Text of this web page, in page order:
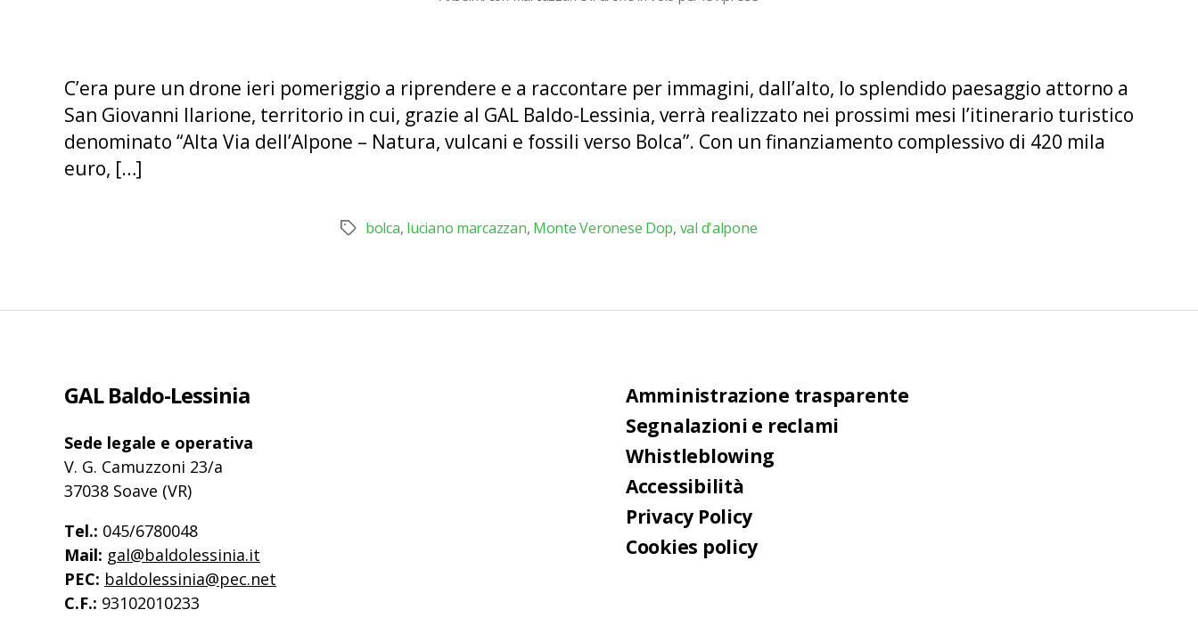
C’era pure un drone ieri pomeriggio a riprendere e a raccontare per immagini, dall’alto, lo splendido paesaggio attorno a
San Giovanni Ilarione, territorio in cui, grazie al GAL Baldo-Lessinia, verrà realizzato nei prossimi mesi l’itinerario turistico
denominato “Alta Via dell’Alpone – Natura, vulcani e fossili verso Bolca”. Con un finanziamento complessivo di 420 mila
euro, […]
Tag bolca, luciano marcazzan, Monte Veronese Dop, val d'alpone
GAL Baldo-Lessinia
Sede legale e operativa
V. G. Camuzzoni 23/a
37038 Soave (VR)
Tel.: 045/6780048
Mail: gal@baldolessinia.it
PEC: baldolessinia@pec.net
C.F.: 93102010233
Amministrazione trasparente
Segnalazioni e reclami
Whistleblowing
Accessibilità
Privacy Policy
Cookies policy